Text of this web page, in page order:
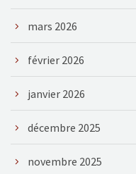
mars 2026
février 2026
janvier 2026
décembre 2025
novembre 2025